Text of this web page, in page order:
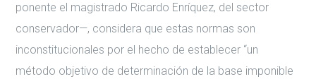
ponente el magistrado Ricardo Enríquez, del sector
conservador—, considera que estas normas son
inconstitucionales por el hecho de establecer “un
método objetivo de determinación de la base imponible